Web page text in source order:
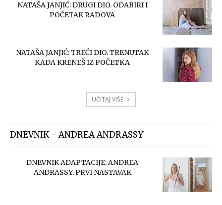
NATAŠA JANJIĆ: DRUGI DIO. ODABIRI I
POČETAK RADOVA
NATAŠA JANJIĆ: TREĆI DIO. TRENUTAK
KADA KRENEŠ IZ POČETKA
UČITAJ VIŠE
DNEVNIK - ANDREA ANDRASSY
DNEVNIK ADAPTACIJE: ANDREA
ANDRASSY. PRVI NASTAVAK